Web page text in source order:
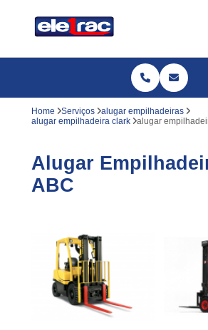
Home Serviços
alugar empilhadeiras
alugar empilhadeira clark
alugar
Alugar
ABC